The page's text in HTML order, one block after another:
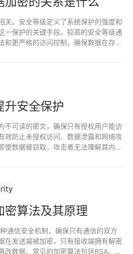
关。安全等级定义了系统保护的强度和
一保护的关键手段。较高的安全等级通
和更严格的访问控制，确保数据在存储
升安全保护
不可读的密文，确保只有授权用户能访
效防止未授权访问、数据泄露和网络攻
使数据被窃取，攻击者无法理解其内
密算法及其原理
通信安全机制，确保只有通信的双方
在发送端被加密，只有接收端拥有解密
数据。常见的加密算法包括RSA、